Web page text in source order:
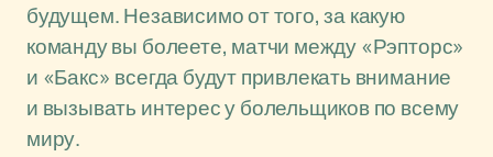
будущем. Независимо от того, за какую
команду вы болеете, матчи между «Рэпторс»
и «Бакс» всегда будут привлекать внимание
и вызывать интерес у болельщиков по всему
миру.